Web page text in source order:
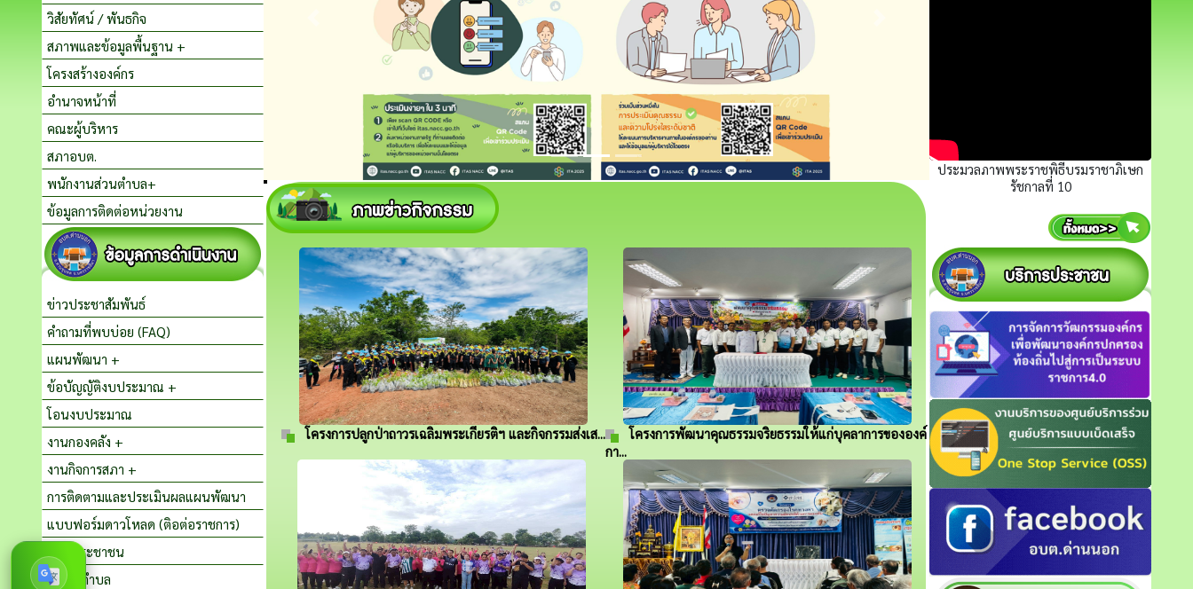
วิสัยทัศน์ / พันธกิจ
สภาพและข้อมูลพื้นฐาน +
โครงสร้างองค์กร
อำนาจหน้าที่
คณะผู้บริหาร
สภาอบต.
พนักงานส่วนตำบล+
ข้อมูลการติดต่อหน่วยงาน
ข่าวประชาสัมพันธ์
คำถามที่พบบ่อย (FAQ)
แผนพัฒนา +
ข้อบัญญัติงบประมาณ +
โอนงบประมาณ
งานกองคลัง +
งานกิจการสภา +
การติดตามและประเมินผลแผนพัฒนา
แบบฟอร์มดาวโหลด (ติอต่อราชการ)
คู่มือประชาชน
สปสช.ตำบล
โครงการปลูกป่าถาวรเฉลิมพระเกียรติฯ และกิจกรรมส่งเส...
โครงการพัฒนาคุณธรรมจริยธรรมให้แก่บุคลาการขององค์
กา...
ประมวลภาพพระราชพิธีบรมราชาภิเษก
รัชกาลที่ 10